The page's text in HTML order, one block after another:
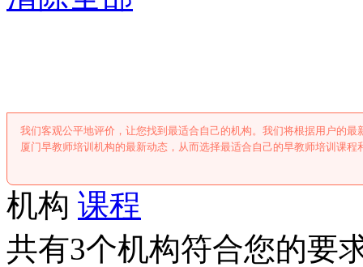
我们客观公平地评价，让您找到最适合自己的机构。我们将根据用户的
厦门早教师培训机构的最新动态，从而选择最适合自己的早教师培训课程
机构 课程
共有3个机构符合您的要